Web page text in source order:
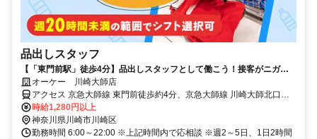
品出しスタッフ
【「東門前駅」徒歩4分】品出しスタッフとして働こう！接客がニガテ
でも安心のシンプル作業！
オーケー 川崎大師店
アクセス 京急大師線 東門前徒歩約4分、京急大師線 川崎大師北口徒
歩約11分、京急大師線 大師橋徒歩約11分 京浜急行大師線「東門前
駅」徒歩約4分＊自転車通勤OK
時給1,280円以上
神奈川県川崎市川崎区
勤務時間 6:00～22:00 ※上記時間内で応相談 ※週2～5日、1日2時間